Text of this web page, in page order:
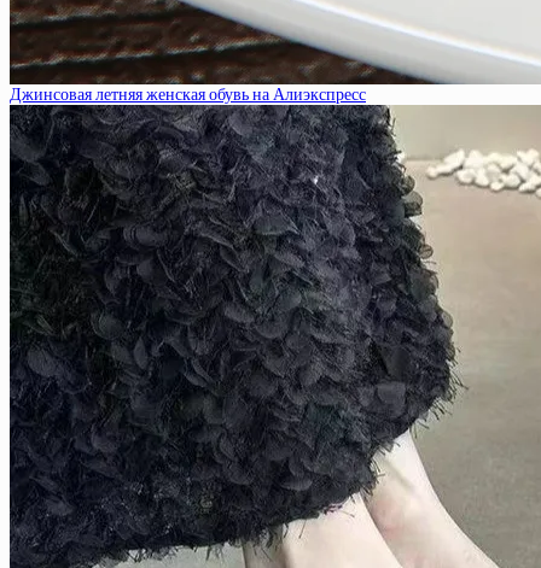
Джинсовая летняя женская обувь на Алиэкспресс